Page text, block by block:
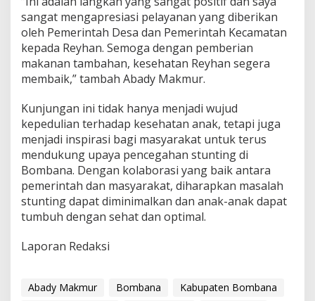
sangat mengapresiasi pelayanan yang diberikan
oleh Pemerintah Desa dan Pemerintah Kecamatan
kepada Reyhan. Semoga dengan pemberian
makanan tambahan, kesehatan Reyhan segera
membaik,” tambah Abady Makmur.
Kunjungan ini tidak hanya menjadi wujud
kepedulian terhadap kesehatan anak, tetapi juga
menjadi inspirasi bagi masyarakat untuk terus
mendukung upaya pencegahan stunting di
Bombana. Dengan kolaborasi yang baik antara
pemerintah dan masyarakat, diharapkan masalah
stunting dapat diminimalkan dan anak-anak dapat
tumbuh dengan sehat dan optimal.
Laporan Redaksi
Abady Makmur Bombana
Kabupaten Bombana